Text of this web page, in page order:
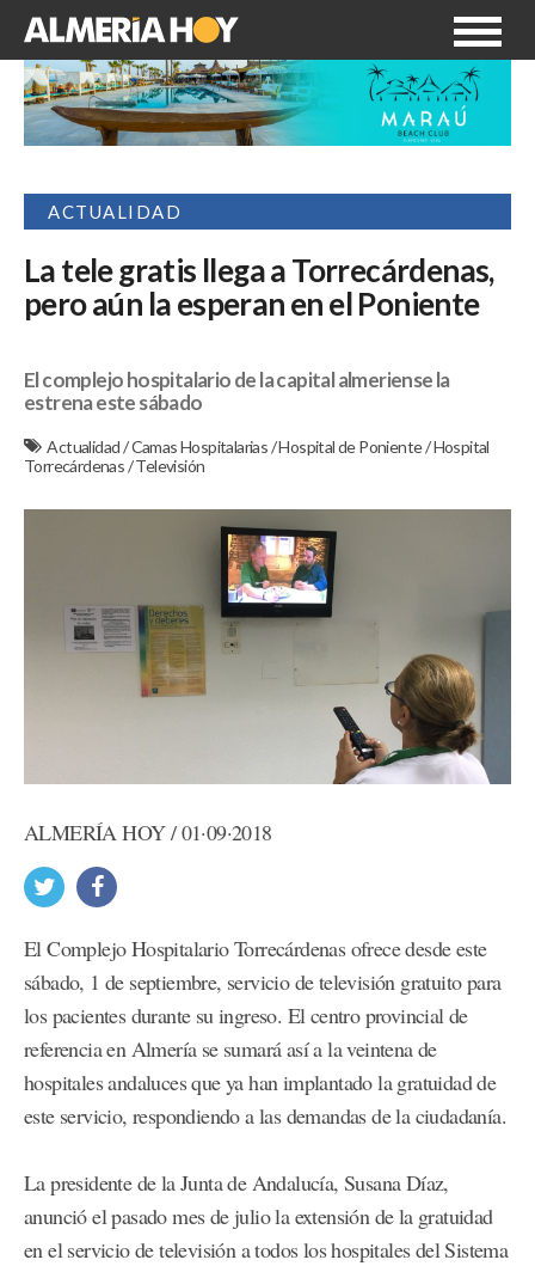
ACTUALIDAD
La tele gratis llega a Torrecárdenas,
pero aún la esperan en el Poniente
El complejo hospitalario de la capital almeriense la
estrena este sábado
Actualidad/Camas Hospitalarias/Hospital de Poniente/Hospital
Torrecárdenas/Televisión
ALMERÍA HOY / 01·09·2018
El Complejo Hospitalario Torrecárdenas ofrece desde este
sábado, 1 de septiembre, servicio de televisión gratuito para
los pacientes durante su ingreso. El centro provincial de
referencia en Almería se sumará así a la veintena de
hospitales andaluces que ya han implantado la gratuidad de
este servicio, respondiendo a las demandas de la ciudadanía.
La presidente de la Junta de Andalucía, Susana Díaz,
anunció el pasado mes de julio la extensión de la gratuidad
en el servicio de televisión a todos los hospitales del Sistema